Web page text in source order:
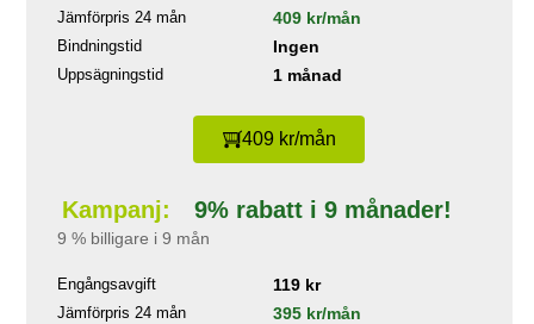
Jämförpris 24 mån 409 kr/mån
Bindningstid Ingen
Uppsägningstid 1 månad
409 kr/mån
Kampanj: 9% rabatt i 9 månader!
9 % billigare i 9 mån
Engångsavgift 119 kr
Jämförpris 24 mån 395 kr/mån